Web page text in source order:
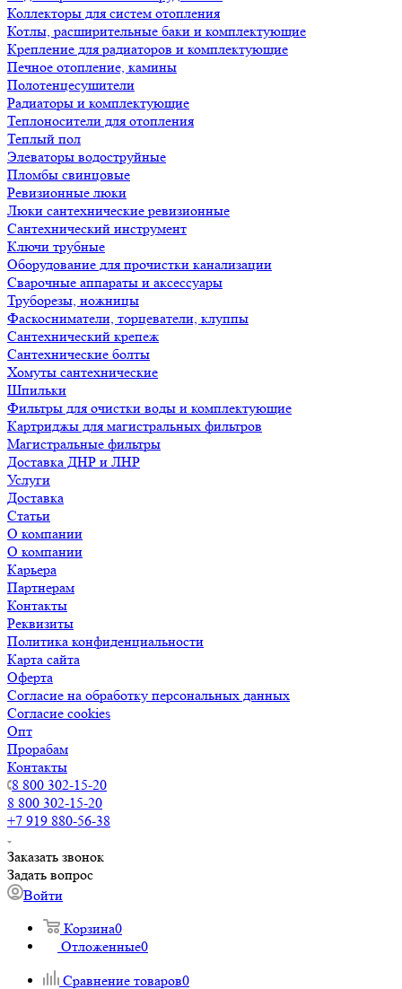
Коллекторы для систем отопления
Котлы, расширительные баки и комплектующие
Крепление для радиаторов и комплектующие
Печное отопление, камины
Полотенцесушители
Радиаторы и комплектующие
Теплоносители для отопления
Теплый пол
Элеваторы водоструйные
Пломбы свинцовые
Ревизионные люки
Люки сантехнические ревизионные
Сантехнический инструмент
Ключи трубные
Оборудование для прочистки канализации
Сварочные аппараты и аксессуары
Труборезы, ножницы
Фаскосниматели, торцеватели, клуппы
Сантехнический крепеж
Сантехнические болты
Хомуты сантехнические
Шпильки
Фильтры для очистки воды и комплектующие
Картриджы для магистральных фильтров
Магистральные фильтры
Доставка ДНР и ЛНР
Услуги
Доставка
Статьи
О компании
О компании
Карьера
Партнерам
Контакты
Реквизиты
Политика конфиденциальности
Карта сайта
Оферта
Согласие на обработку персональных данных
Согласие cookies
Опт
Прорабам
Контакты
8 800 302-15-20
8 800 302-15-20
+7 919 880-56-38
Заказать звонок
Задать вопрос
Войти
Корзина0
Отложенные0
Сравнение товаров0